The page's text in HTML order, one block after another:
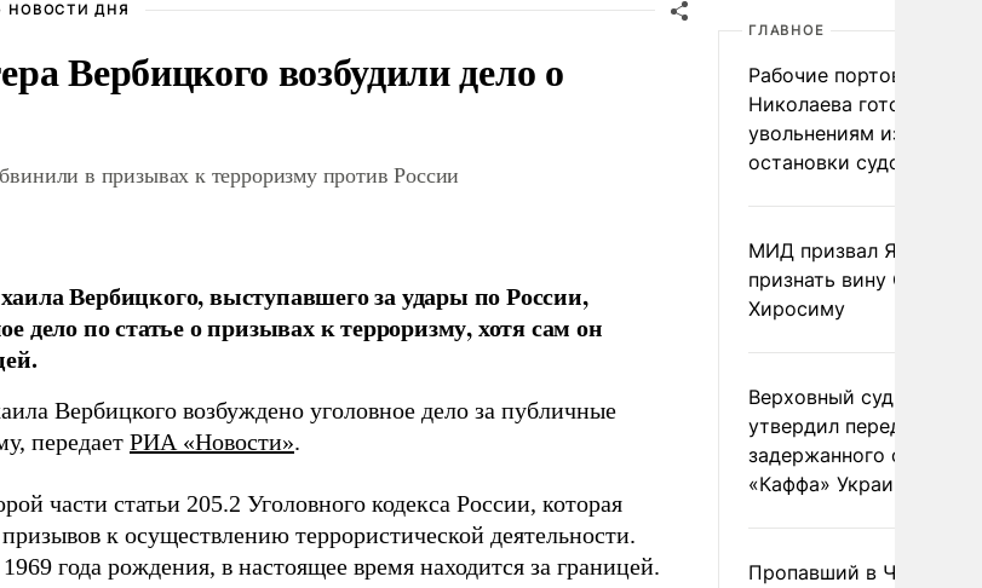
НОВОСТИ ДНЯ
Вербицкого возбудили дело о
в призывах к терроризму против России
Вербицкого, выступавшего за удары по России,
дело по статье о призывах к терроризму, хотя сам он
Вербицкого возбуждено уголовное дело за публичные
передает РИА «Новости».
части статьи 205.2 Уголовного кодекса России, которая
к осуществлению террористической деятельности.
года рождения, в настоящее время находится за границей.
ГЛАВНОЕ
Рабочие портов
Николаева готовятся к
увольнениям из-за
остановки судоходства
МИД призвал Японию
признать вину США за
Хиросиму
Верховный суд Швеции
утвердил передачу
задержанного
«Каффа» Украине
Пропавший в